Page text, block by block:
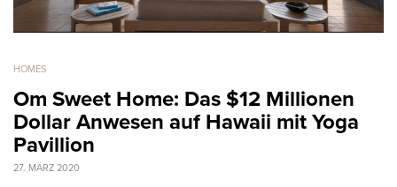
HOMES
Om Sweet Home: Das $12 Millionen
Dollar Anwesen auf Hawaii mit Yoga
Pavillion
27. MÄRZ 2020